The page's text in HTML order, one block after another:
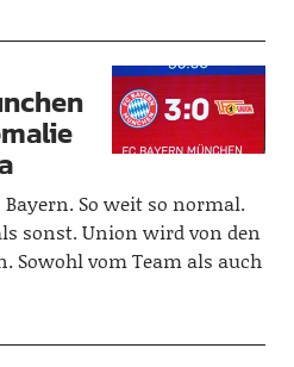
So weit so normal.
sonst. Union wird von den
Sowohl vom Team als auch